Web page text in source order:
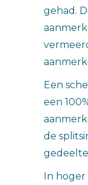
gehad.
Een
een
de
In hoger